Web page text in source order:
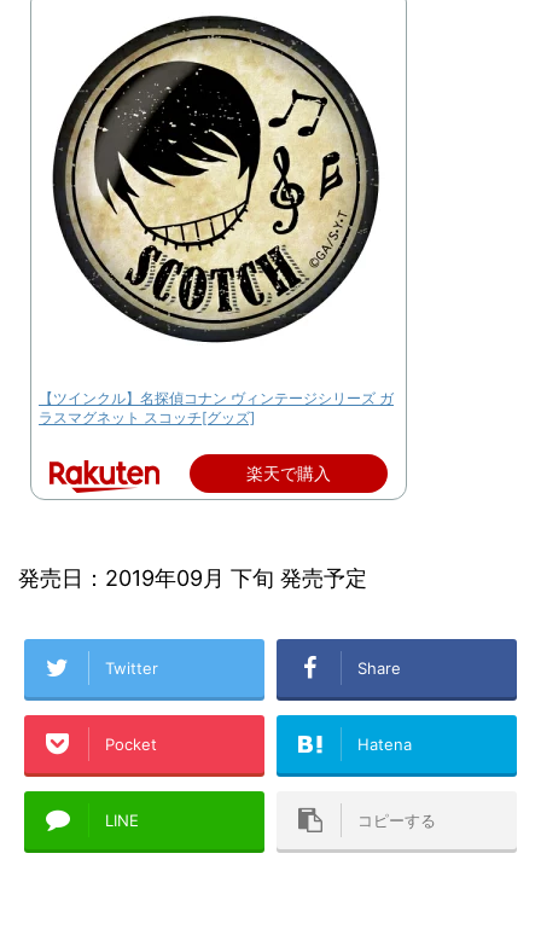
【ツインクル】名探偵コナン ヴィンテージシリーズ ガ
ラスマグネット スコッチ[グッズ]
楽天で購入
発売日：2019年09月 下旬 発売予定
Twitter Share
Pocket Hatena
LINE コピーする